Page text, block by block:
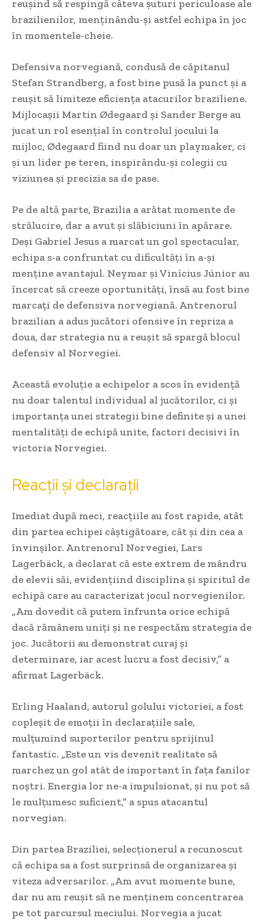
reușind să respingă câteva șuturi periculoase ale
brazilienilor, menținându-și astfel echipa în joc
în momentele-cheie.
Defensiva norvegiană, condusă de căpitanul
Stefan Strandberg, a fost bine pusă la punct și a
reușit să limiteze eficiența atacurilor braziliene.
Mijlocașii Martin Ødegaard și Sander Berge au
jucat un rol esențial în controlul jocului la
mijloc, Ødegaard fiind nu doar un playmaker, ci
și un lider pe teren, inspirându-și colegii cu
viziunea și precizia sa de pase.
Pe de altă parte, Brazilia a arătat momente de
strălucire, dar a avut și slăbiciuni în apărare.
Deși Gabriel Jesus a marcat un gol spectacular,
echipa s-a confruntat cu dificultăți în a-și
menține avantajul. Neymar și Vinícius Júnior au
încercat să creeze oportunități, însă au fost bine
marcați de defensiva norvegiană. Antrenorul
brazilian a adus jucători ofensive în repriza a
doua, dar strategia nu a reușit să spargă blocul
defensiv al Norvegiei.
Această evoluție a echipelor a scos în evidență
nu doar talentul individual al jucătorilor, ci și
importanța unei strategii bine definite și a unei
mentalități de echipă unite, factori decisivi în
victoria Norvegiei.
Reacții și declarații
Imediat după meci, reacțiile au fost rapide, atât
din partea echipei câștigătoare, cât și din cea a
învinșilor. Antrenorul Norvegiei, Lars
Lagerbäck, a declarat că este extrem de mândru
de elevii săi, evidențiind disciplina și spiritul de
echipă care au caracterizat jocul norvegienilor.
„Am dovedit că putem înfrunta orice echipă
dacă rămânem uniți și ne respectăm strategia de
joc. Jucătorii au demonstrat curaj și
determinare, iar acest lucru a fost decisiv,” a
afirmat Lagerbäck.
Erling Haaland, autorul golului victoriei, a fost
copleșit de emoții în declarațiile sale,
mulțumind suporterilor pentru sprijinul
fantastic. „Este un vis devenit realitate să
marchez un gol atât de important în fața fanilor
noștri. Energia lor ne-a impulsionat, și nu pot să
le mulțumesc suficient,” a spus atacantul
norvegian.
Din partea Braziliei, selecționerul a recunoscut
că echipa sa a fost surprinsă de organizarea și
viteza adversarilor. „Am avut momente bune,
dar nu am reușit să ne menținem concentrarea
pe tot parcursul meciului. Norvegia a jucat